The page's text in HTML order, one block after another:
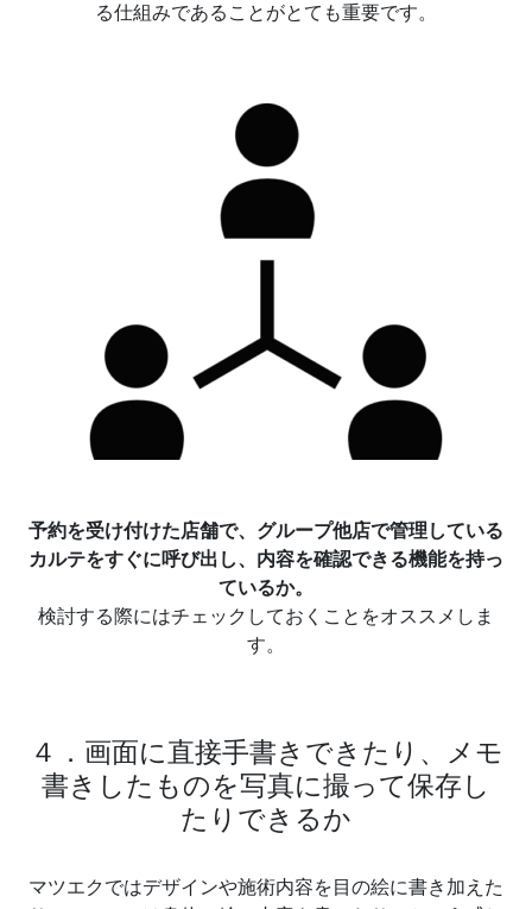
る仕組みであることがとても重要です。
予約を受け付けた店舗で、グループ他店で管理している
カルテをすぐに呼び出し、内容を確認できる機能を持っ
ているか。
検討する際にはチェックしておくことをオススメしま
す。
４．画面に直接手書きできたり、メモ
書きしたものを写真に撮って保存し
たりできるか
マツエクではデザインや施術内容を目の絵に書き加えた